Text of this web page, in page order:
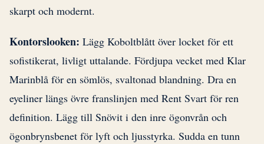
skarpt och modernt.
Kontorslooken: Lägg Koboltblått över locket för ett
sofistikerat, livligt uttalande. Fördjupa vecket med Klar
Marinblå för en sömlös, svaltonad blandning. Dra en
eyeliner längs övre franslinjen med Rent Svart för ren
definition. Lägg till Snövit i den inre ögonvrån och
ögonbrynsbenet för lyft och ljusstyrka. Sudda en tunn